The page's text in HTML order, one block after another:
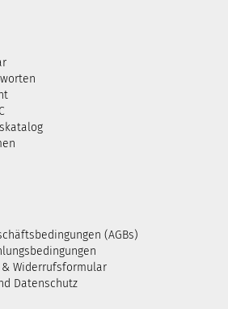
(AGBs)
Widerrufsformular
Datenschutz